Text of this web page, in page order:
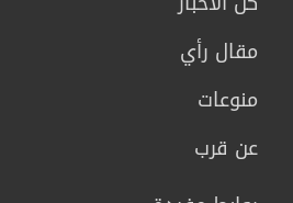
مقال رأي
منوعات
عن قرب